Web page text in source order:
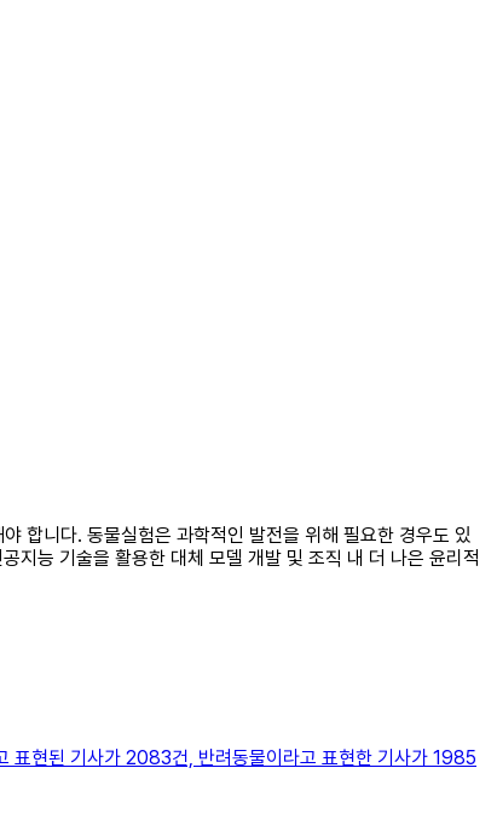
합니다. 동물실험은 과학적인 발전을 위해 필요한 경우도 있
지능 기술을 활용한 대체 모델 개발 및 조직 내 더 나은 윤리적
표현된 기사가 2083건, 반려동물이라고 표현한 기사가 1985